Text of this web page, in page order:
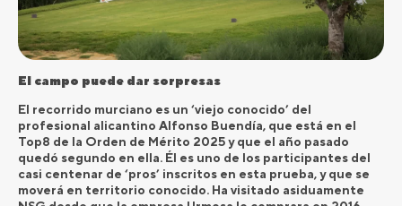
El campo puede dar sorpresas
El recorrido murciano es un ‘viejo conocido’ del
profesional alicantino Alfonso Buendía, que está en el
Top8 de la Orden de Mérito 2025 y que el año pasado
quedó segundo en ella. Él es uno de los participantes del
casi centenar de ‘pros’ inscritos en esta prueba, y que se
moverá en territorio conocido. Ha visitado asiduamente